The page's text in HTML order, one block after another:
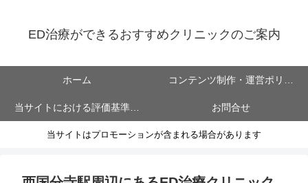
ED治療ができるおすすめクリニックのご案内
ホーム コンテンツ制作・運営ポリシ
ー
当サイトにおける評価基準に
ついて
お問合せ
当サイトはプロモーションが含まれる場合があります